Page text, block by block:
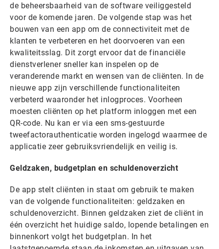
de beheersbaarheid van de software veiliggesteld
voor de komende jaren. De volgende stap was het
bouwen van een app om de connectiviteit met de
klanten te verbeteren en het doorvoeren van een
kwaliteitsslag. Dit zorgt ervoor dat de financiële
dienstverlener sneller kan inspelen op de
veranderende markt en wensen van de cliënten. In de
nieuwe app zijn verschillende functionaliteiten
verbeterd waaronder het inlogproces. Voorheen
moesten cliënten op het platform inloggen met een
QR-code. Nu kan er via een sms-gestuurde
tweefactorauthenticatie worden ingelogd waarmee de
applicatie zeer gebruiksvriendelijk en veilig is.
Geldzaken, budgetplan en schuldenoverzicht
De app stelt cliënten in staat om gebruik te maken
van de volgende functionaliteiten: geldzaken en
schuldenoverzicht. Binnen geldzaken ziet de cliënt in
één overzicht het huidige saldo, lopende betalingen en
binnenkort volgt het budgetplan. In het